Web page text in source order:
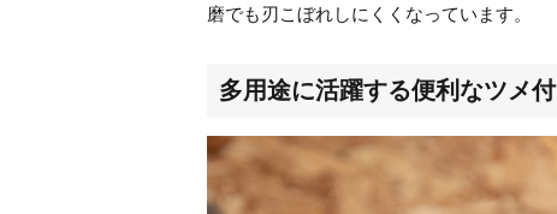
磨でも刃こぼれしにくくなっています。
多用途に活躍する便利なツメ